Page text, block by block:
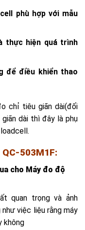
phù hợp với mẫu
thực hiện quá trình
để điều khiển thao
chỉ tiêu giãn dài(đối
dài thì đây là phụ
503M1F:
cho Máy đo độ
quan trọng và ảnh
việc liệu rằng máy
không